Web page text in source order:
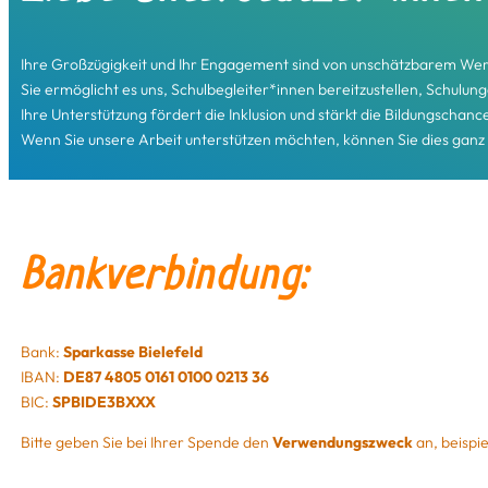
Ihre Großzügigkeit und Ihr Engagement sind von unschätzbarem
Sie ermöglicht es uns, Schulbegleiter*innen bereitzustellen,
Ihre Unterstützung fördert die Inklusion und stärkt die
Wenn Sie unsere Arbeit unterstützen möchten, können Sie dies
Bankverbindung:
Bank: Sparkasse Bielefeld
IBAN: DE87 4805 0161 0100 0213 36
BIC: SPBIDE3BXXX
Bitte geben Sie bei Ihrer Spende den Verwendungszweckan,